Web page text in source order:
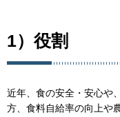
1）役割
近年、食の安全・安心や
方、食料自給率の向上や